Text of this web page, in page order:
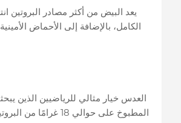
الكامل، بالإضافة إلى الأحماض
المطبوخ على حوالي